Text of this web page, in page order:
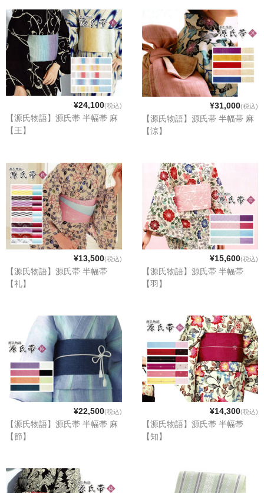
¥24,100(税込)
【源氏物語】源氏帯 半幅帯 麻
【王】
¥31,000(税込)
【源氏物語】源氏帯 半幅帯 麻
【涼】
¥13,500(税込)
【源氏物語】源氏帯 半幅帯
【礼】
¥15,600(税込)
【源氏物語】源氏帯 半幅帯
【羽】
¥22,500(税込)
【源氏物語】源氏帯 半幅帯 麻
【節】
¥14,300(税込)
【源氏物語】源氏帯 半幅帯
【知】